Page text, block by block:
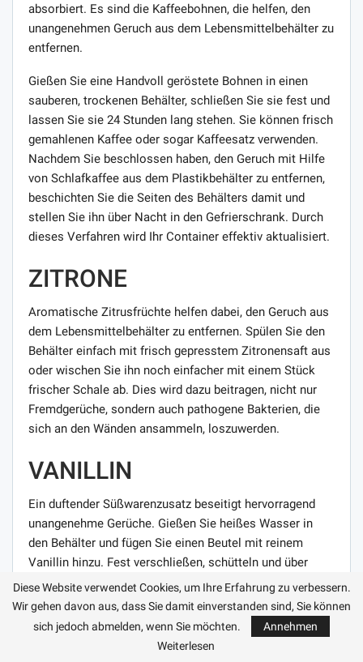
absorbiert. Es sind die Kaffeebohnen, die helfen, den
unangenehmen Geruch aus dem Lebensmittelbehälter zu
entfernen.
Gießen Sie eine Handvoll geröstete Bohnen in einen
sauberen, trockenen Behälter, schließen Sie sie fest und
lassen Sie sie 24 Stunden lang stehen. Sie können frisch
gemahlenen Kaffee oder sogar Kaffeesatz verwenden.
Nachdem Sie beschlossen haben, den Geruch mit Hilfe
von Schlafkaffee aus dem Plastikbehälter zu entfernen,
beschichten Sie die Seiten des Behälters damit und
stellen Sie ihn über Nacht in den Gefrierschrank. Durch
dieses Verfahren wird Ihr Container effektiv aktualisiert.
ZITRONE
Aromatische Zitrusfrüchte helfen dabei, den Geruch aus
dem Lebensmittelbehälter zu entfernen. Spülen Sie den
Behälter einfach mit frisch gepresstem Zitronensaft aus
oder wischen Sie ihn noch einfacher mit einem Stück
frischer Schale ab. Dies wird dazu beitragen, nicht nur
Fremdgerüche, sondern auch pathogene Bakterien, die
sich an den Wänden ansammeln, loszuwerden.
VANILLIN
Ein duftender Süßwarenzusatz beseitigt hervorragend
unangenehme Gerüche. Gießen Sie heißes Wasser in
den Behälter und fügen Sie einen Beutel mit reinem
Vanillin hinzu. Fest verschließen, schütteln und über
Nacht bei Raumtemperatur stehen lassen. Am Morgen
müssen Sie den Behälter mit sauberem Wasser
abspülen und trocknen.
Diese Website verwendet Cookies, um Ihre Erfahrung zu verbessern.
Wir gehen davon aus, dass Sie damit einverstanden sind, Sie können
sich jedoch abmelden, wenn Sie möchten.
Annehmen
Weiterlesen